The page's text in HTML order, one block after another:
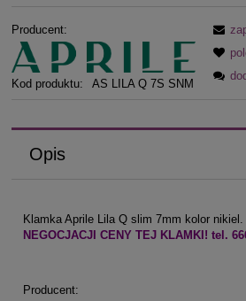
Producent:
Kod produktu: AS LILA Q 7S SNM
Opis
Klamka Aprile Lila Q slim 7mm kolor nikiel.
NEGOCJACJI CENY TEJ KLAMKI! tel.
Producent: